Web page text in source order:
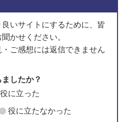
いサイトにするために、皆
かせください。
ご感想には返信できません
したか？
役に立った
役に立たなかった